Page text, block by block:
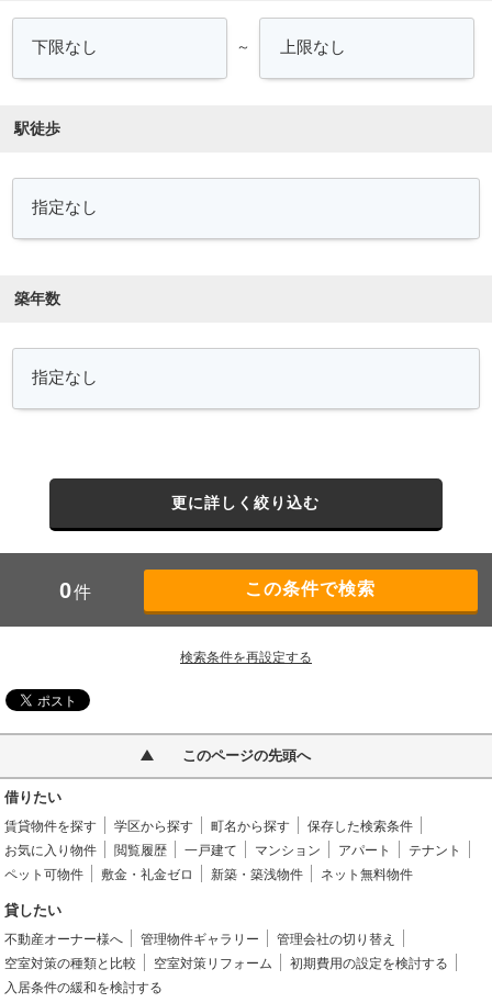
～
駅徒歩
築年数
更に詳しく絞り込む
0件
検索条件を再設定する
このページの先頭へ
借りたい
賃貸物件を探す 学区から探す 町名から探す
保存した検索条件
お気に入り物件
閲覧履歴 一戸建て マンション アパート
テナント
ペット可物件
敷金・礼金ゼロ 新築・築浅物件 ネット無料物件
貸したい
不動産オーナー様へ 管理物件ギャラリー
管理会社の切り替え
空室対策の種類と比較
空室対策リフォーム
初期費用の設定を検討する
入居条件の緩和を検討する